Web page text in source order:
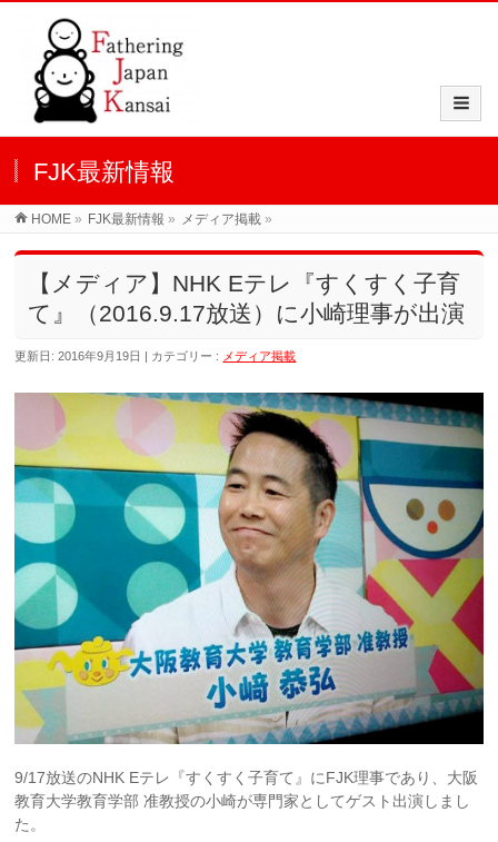
FJK最新情報
HOME » FJK最新情報 » メディア掲載 »
【メディア】NHK Eテレ『すくすく子育
て』（2016.9.17放送）に小崎理事が出演
更新日: 2016年9月19日 カテゴリー : メディア掲載
9/17放送のNHK Eテレ『すくすく子育て』にFJK理事であり、大阪
教育大学教育学部 准教授の小崎が専門家としてゲスト出演しまし
た。